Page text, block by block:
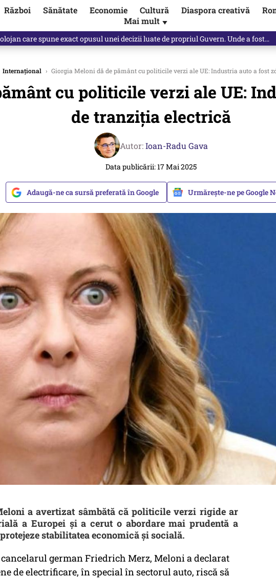
Război Sănătate Economie Cultură Diaspora creativă
Mai mult ▼
despre „omul harnic“ / video
Internațional › Giorgia Meloni dă de pământ cu politicile verzi ale UE: Industria auto a fost
cu politicile verzi ale UE:
de tranziția electrică
Autor:Ioan-Radu Gava
Data publicării: 17 Mai 2025
Adaugă-ne ca sursă preferată în Google Urmărește-ne pe Google
a avertizat sâmbătă că politicile verzi rigide ar
a Europei și a cerut o abordare mai prudentă a
stabilitatea economică și socială.
german Friedrich Merz, Meloni a declarat
de electrificare, în special în sectorul auto, riscă să